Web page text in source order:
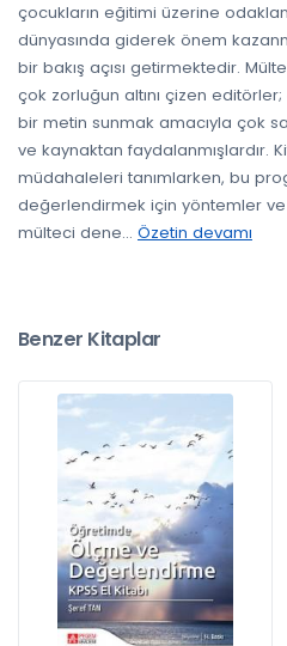
çocukların eğitimi üzerine
dünyasında giderek önem
bir bakış açısı getirmektedir.
çok zorluğun altını çizen
bir metin sunmak amacıyla çok
ve kaynaktan faydalanmışlardır.
müdahaleleri tanımlarken, bu
değerlendirmek için yöntemler
mülteci dene... Özetin devamı
Benzer Kitaplar